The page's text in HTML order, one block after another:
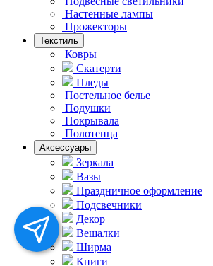
Hастенные лампы
Прожекторы
Текстиль
Ковры
Скатерти
Пледы
Постельное белье
Подушки
Покрывала
Полотенца
Аксессуары
Зеркала
Вазы
Праздничное оформление
Подсвечники
Декор
Вешалки
Ширма
Книги